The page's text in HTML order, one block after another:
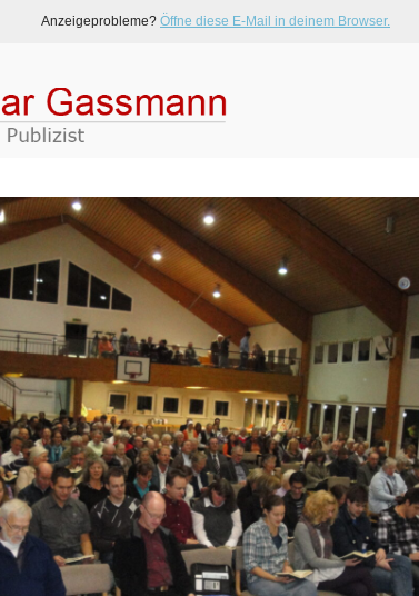
Anzeigeprobleme? Öffne diese E-Mail in deinem Browser.